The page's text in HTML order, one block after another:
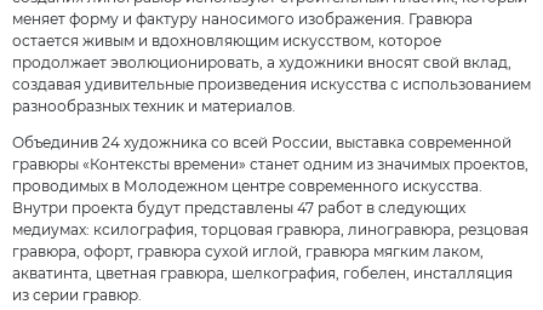
меняет форму и фактуру наносимого изображения. Гравюра
остается живым и вдохновляющим искусством, которое
продолжает эволюционировать, а художники вносят свой вклад,
создавая удивительные произведения искусства с использованием
разнообразных техник и материалов.
Объединив 24 художника со всей России, выставка современной
гравюры «Контексты времени» станет одним из значимых проектов,
проводимых в Молодежном центре современного искусства.
Внутри проекта будут представлены 47 работ в следующих
медиумах: ксилография, торцовая гравюра, линогравюра, резцовая
гравюра, офорт, гравюра сухой иглой, гравюра мягким лаком,
акватинта, цветная гравюра, шелкография, гобелен, инсталляция
из серии гравюр.